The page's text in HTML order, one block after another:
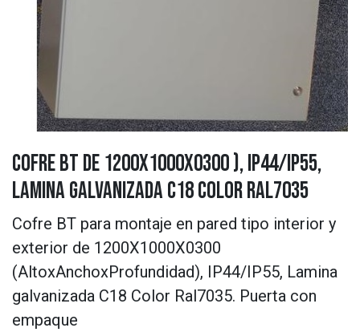
Cofre BT de 1200X1000X0300 ), IP44/IP55,
Lamina galvanizada C18 Color Ral7035
Cofre BT para montaje en pared tipo interior y
exterior de 1200X1000X0300
(AltoxAnchoxProfundidad), IP44/IP55, Lamina
galvanizada C18 Color Ral7035. Puerta con
empaque